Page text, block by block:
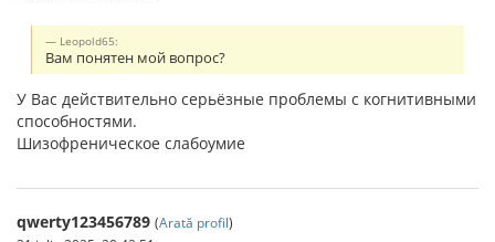
Leopold65:
Вам понятен мой вопрос?
У Вас действительно серьёзные проблемы с когнитивными
способностями.
Шизофреническое слабоумие
qwerty123456789 (Arată profil)